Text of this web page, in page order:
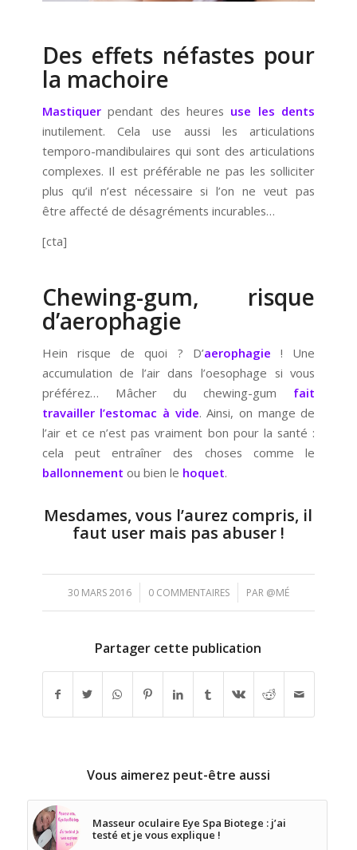
Des effets néfastes pour
la machoire
Mastiquerpendant des heures use les dents
inutilement. Cela use aussi les articulations
temporo-mandibulaires qui sont des articulations
complexes. Il est préférable ne pas les solliciter
plus qu’il n’est nécessaire si l’on ne veut pas
être affecté de désagréments incurables…
[cta]
Chewing-gum, risque
d’aerophagie
Hein risque de quoi ? D’aerophagie ! Une
accumulation de l’air dans l’oesophage si vous
préférez… Mâcher du chewing-gum fait
travailler l’estomac à vide. Ainsi, on mange de
l’air et ce n’est pas vraiment bon pour la santé :
cela peut entraîner des choses comme le
ballonnement ou bien le hoquet.
Mesdames, vous l’aurez compris, il
faut user mais pas abuser !
30 MARS 2016
/ 0 COMMENTAIRES
/ PAR @MÉ
Partager cette publication
Vous aimerez peut-être aussi
Masseur oculaire Eye Spa Biotege : j’ai
testé et je vous explique !